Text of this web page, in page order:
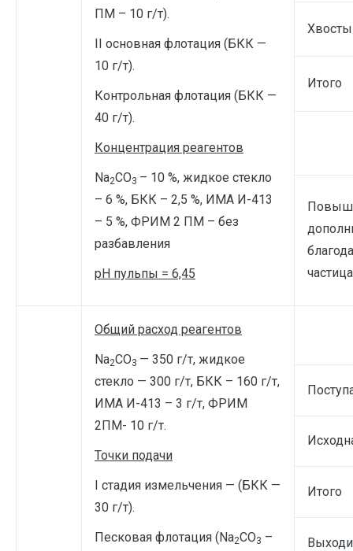
ПМ – 10 г/т).
II основная флотация (БКК —
10 г/т).
Контрольная флотация (БКК —
40 г/т).
Концентрация реагентов
Na2CO3 – 10 %, жидкое стекло
– 6 %, БКК – 2,5 %, ИМА И-413
– 5 %, ФРИМ 2 ПМ – без
разбавления
рН пульпы = 6,45
Хвосты
Итого
Общий расход реагентов
Na2CO3 — 350 г/т, жидкое
стекло — 300 г/т, БКК – 160 г/т,
ИМА И-413 – 3 г/т, ФРИМ
2ПМ- 10 г/т.
Точки подачи
I стадия измельчения — (БКК —
30 г/т).
Песковая флотация (Na2CO3 –
Итого